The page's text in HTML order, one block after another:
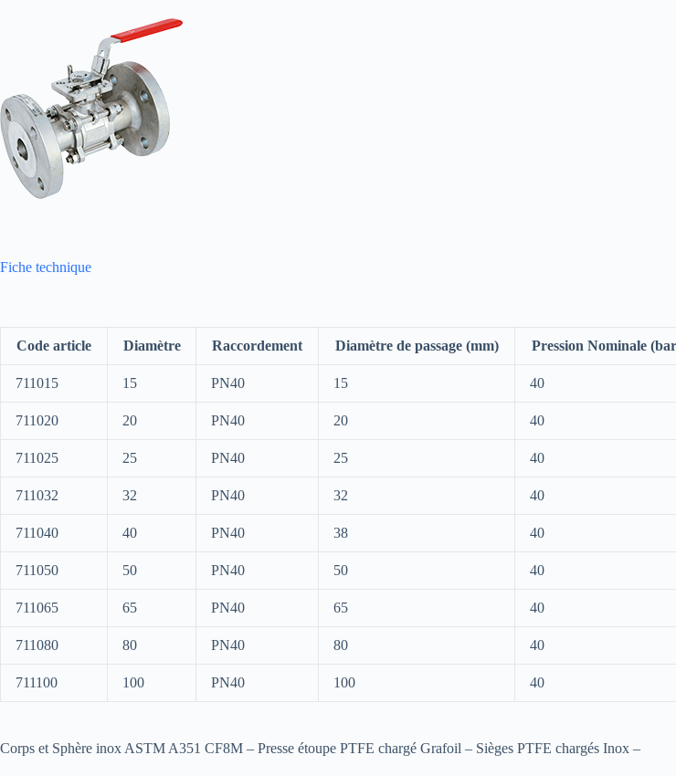
Fiche technique
Code article Diamètre Raccordement Diamètre de passage (mm) Pression Nominale
711015 15 PN40 15 40
711020 20 PN40 20 40
711025 25 PN40 25 40
711032 32 PN40 32 40
711040 40 PN40 38 40
711050 50 PN40 50 40
711065 65 PN40 65 40
711080 80 PN40 80 40
711100 100 PN40 100 40
Corps et Sphère inox ASTM A351 CF8M – Presse étoupe PTFE chargé Grafoil – Sièges PTFE chargés Inox –